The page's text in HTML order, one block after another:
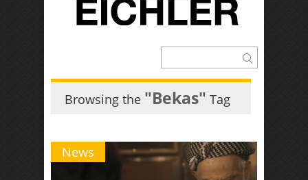
Browsing the "Bekas" Tag
News